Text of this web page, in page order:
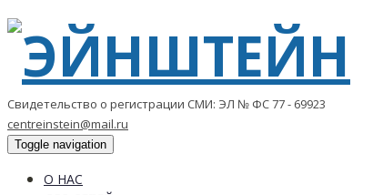
Свидетельство о регистрации СМИ: ЭЛ № ФС 77 - 69923
centreinstein@mail.ru
Toggle navigation
О НАС